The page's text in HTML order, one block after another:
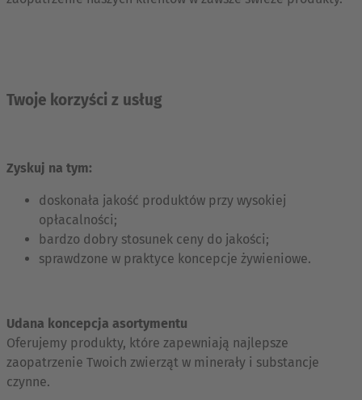
Twoje korzyści z usług
Zyskuj na tym:
doskonała jakość produktów przy wysokiej
opłacalności;
bardzo dobry stosunek ceny do jakości;
sprawdzone w praktyce koncepcje żywieniowe.
Udana koncepcja asortymentu
Oferujemy produkty, które zapewniają najlepsze
zaopatrzenie Twoich zwierząt w minerały i substancje
czynne.